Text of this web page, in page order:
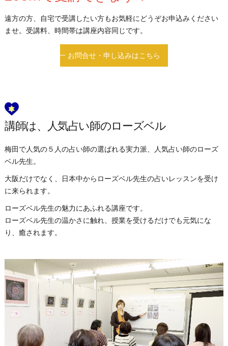
遠方の方、自宅で受講したい方もお気軽にどうぞお申込みください
ませ。受講料、時間帯は講座内容同じです。
お問合せ・申し込みはこちら
講師は、人気占い師のローズベル
梅田で人気の５人の占い師の選ばれる実力派、人気占い師のローズ
ベル先生。
大阪だけでなく、日本中からローズベル先生の占いレッスンを受け
に来られます。
ローズベル先生の魅力にあふれる講座です。
ローズベル先生の温かさに触れ、授業を受けるだけでも元気にな
り、癒されます。